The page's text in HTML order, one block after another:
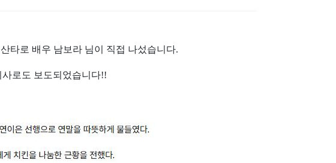
타로 배우 남보라 님이 직접 나섰습니다.
로도 보도되었습니다!!